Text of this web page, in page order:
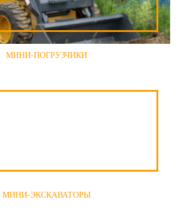
МИНИ-ПОГРУЗЧИКИ
МИНИ-ЭКСКАВАТОРЫ